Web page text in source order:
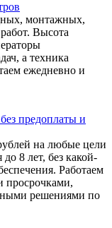
монтажных,
Высота
а техника
ежедневно и
предоплаты и
на любые цели
8 лет, без какой-
Работаем
просрочками,
решениями по